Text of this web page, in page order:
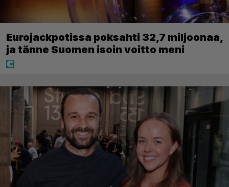
Eurojackpotissa poksahti 32,7 miljoonaa,
ja tänne Suomen isoin voitto meni